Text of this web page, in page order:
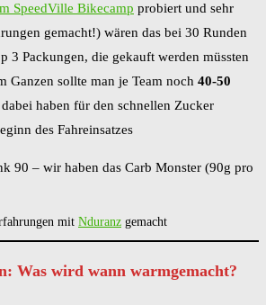
SpeedVille Bikecamp probiert und sehr
gemacht!) wären das bei 30 Runden
3 Packungen, die gekauft werden müssten
Ganzen sollte man je Team noch 40-50
dabei haben für den schnellen Zucker
des Fahreinsatzes
mit Nduranz gemacht
Was wird wann warmgemacht?